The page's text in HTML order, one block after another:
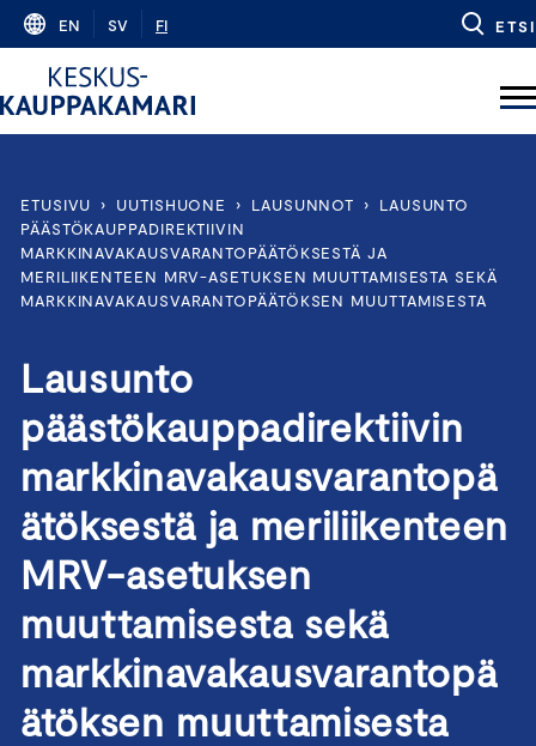
Skip
content
EN SV FI ETSI
ETUSIVU › UUTISHUONE › LAUSUNNOT ›
LAUSUNTO
PÄÄSTÖKAUPPADIREKTIIVIN
MARKKINAVAKAUSVARANTOPÄÄTÖKSESTÄ JA
MERILIIKENTEEN MRV-ASETUKSEN MUUTTAMISESTA SEKÄ
MARKKINAVAKAUSVARANTOPÄÄTÖKSEN MUUTTAMISESTA
Lausunto
päästökauppadirektiivin
markkinavakausvarantopä
ätöksestä ja meriliikenteen
MRV-asetuksen
muuttamisesta sekä
markkinavakausvarantopä
ätöksen muuttamisesta